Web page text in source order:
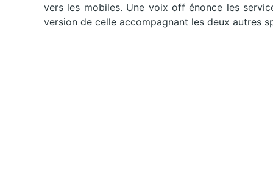
vers les mobiles. Une voix off énonce les
version de celle accompagnant les deux autres